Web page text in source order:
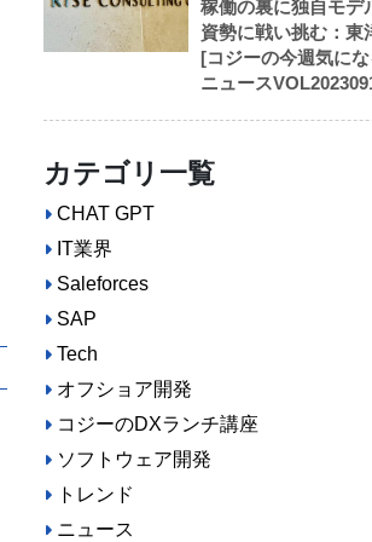
稼働の裏に独自モデ
資勢に戦い挑む：東
[コジーの今週気にな
ニュース
カテゴリ一覧
CHAT GPT
IT業界
Saleforces
SAP
Tech
オフショア開発
コジーのDXランチ講座
ソフトウェア開発
トレンド
ニュース